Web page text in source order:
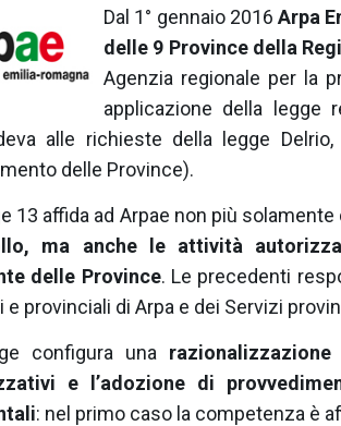
Dal 1° gennaio 2016Arpa
delle 9 Province della
Agenzia regionale per la
applicazione della legge
alle richieste della legge
delle Province).
13 affida ad Arpae non più solamente
ma anche le attività
delle Province. Le precedenti
e provinciali di Arpa e dei Servizi
configura una
e l’adozione di
: nel primo caso la competenza è